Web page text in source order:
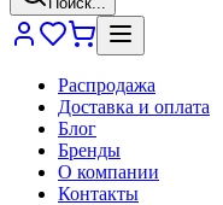
Распродажа
Доставка и оплата
Блог
Бренды
О компании
Контакты